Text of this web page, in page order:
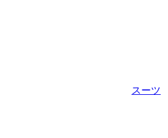
スーツ